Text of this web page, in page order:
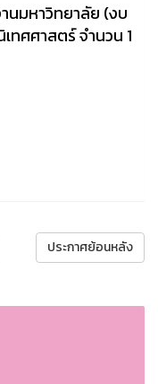
นมหาวิทยาลัย (งบ
ทศศาสตร์ จำนวน 1
ประกาศย้อนหลัง